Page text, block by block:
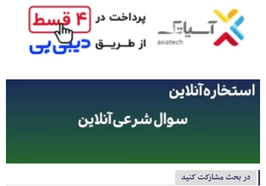
در بحث مشارکت کنید